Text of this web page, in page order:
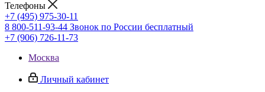
Телефоны
+7 (495) 975-30-11
8 800-511-93-44 Звонок по России бесплатный
+7 (906) 726-11-73
Москва
Личный кабинет